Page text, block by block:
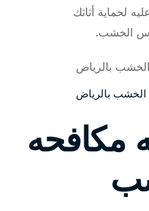
لحماية أثاثك
الخشب.
بالرياض
مكافحه